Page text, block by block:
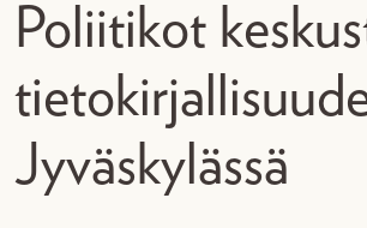
Poliitikot
Jyväskylässä